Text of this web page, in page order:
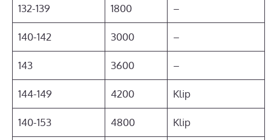
132-139 1800 –
140-142 3000 –
143 3600 –
144-149 4200 Klip
140-153 4800 Klip